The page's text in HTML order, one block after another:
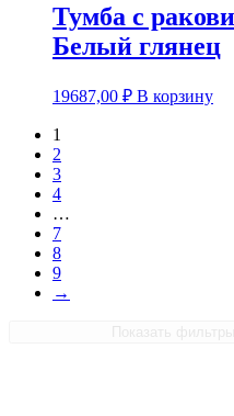
Тумба с
Белый глянец
19687,00 ₽ В корзину
1
2
3
4
…
7
8
9
→